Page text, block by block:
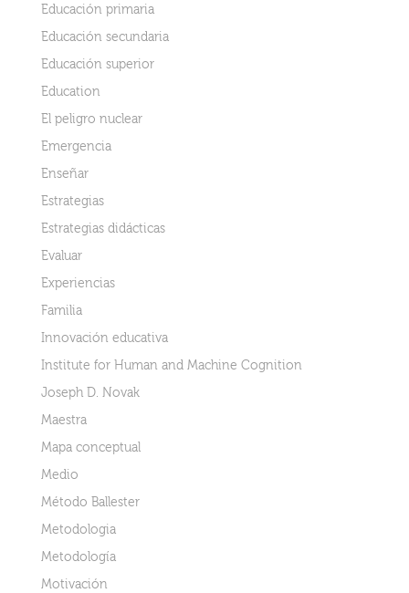
Educación primaria
Educación secundaria
Educación superior
Education
El peligro nuclear
Emergencia
Enseñar
Estrategias
Estrategias didácticas
Evaluar
Experiencias
Familia
Innovación educativa
Institute for Human and Machine Cognition
Joseph D. Novak
Maestra
Mapa conceptual
Medio
Método Ballester
Metodologia
Metodología
Motivación